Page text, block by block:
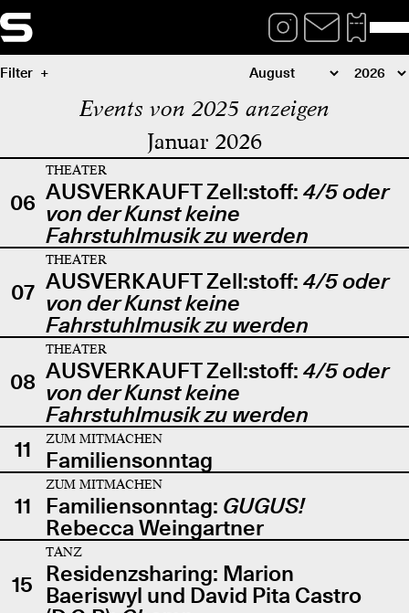
Filter
Events von 2025 anzeigen
Januar 2026
06
THEATER
AUSVERKAUFT Zell:stoff: 4/5 oder
von der Kunst keine
Fahrstuhlmusik zu werden
07
THEATER
AUSVERKAUFT Zell:stoff: 4/5 oder
von der Kunst keine
Fahrstuhlmusik zu werden
08
THEATER
AUSVERKAUFT Zell:stoff: 4/5 oder
von der Kunst keine
Fahrstuhlmusik zu werden
11
ZUM MITMACHEN
Familiensonntag
11
ZUM MITMACHEN
Familiensonntag: GUGUS!
Rebecca Weingartner
15
TANZ
Residenzsharing: Marion
Baeriswyl und David Pita Castro